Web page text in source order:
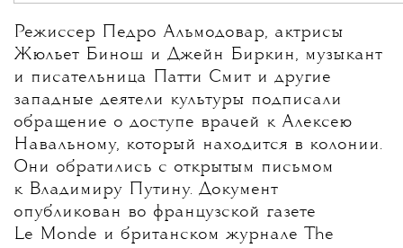
Режиссер Педро Альмодовар, актрисы
Жюльет Бинош и Джейн Биркин, музыкант
и писательница Патти Смит и другие
западные деятели культуры подписали
обращение о доступе врачей к Алексею
Навальному, который находится в колонии.
Они обратились с открытым письмом
к Владимиру Путину. Документ
опубликован во французской газете
Le Monde и британском журнале The